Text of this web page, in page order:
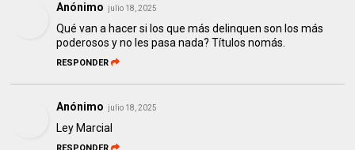
Anónimo julio 18, 2025
Qué van a hacer si los que más delinquen son los más
poderosos y no les pasa nada? Títulos nomás.
RESPONDER
Anónimo julio 18, 2025
Ley Marcial